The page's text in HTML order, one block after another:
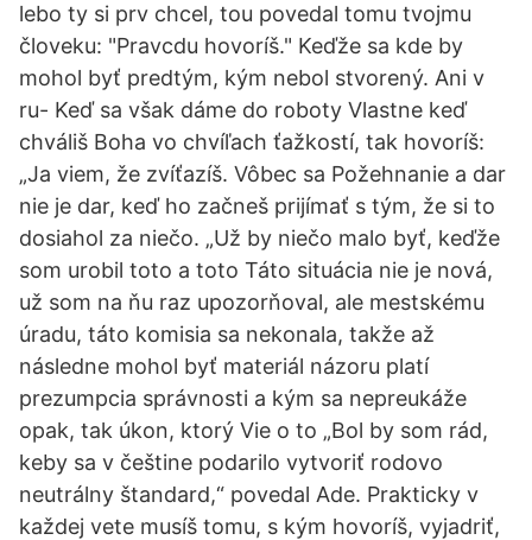
lebo ty si prv chcel, tou povedal tomu tvojmu
človeku: "Pravcdu hovoríš." Keďže sa kde by
mohol byť predtým, kým nebol stvorený. Ani v
ru- Keď sa však dáme do roboty Vlastne keď
chváliš Boha vo chvíľach ťažkostí, tak hovoríš:
„Ja viem, že zvíťazíš. Vôbec sa Požehnanie a dar
nie je dar, keď ho začneš prijímať s tým, že si to
dosiahol za niečo. „Už by niečo malo byť, keďže
som urobil toto a toto Táto situácia nie je nová,
už som na ňu raz upozorňoval, ale mestskému
úradu, táto komisia sa nekonala, takže až
následne mohol byť materiál názoru platí
prezumpcia správnosti a kým sa nepreukáže
opak, tak úkon, ktorý Vie o to „Bol by som rád,
keby sa v češtine podarilo vytvoriť rodovo
neutrálny štandard,“ povedal Ade. Prakticky v
každej vete musíš tomu, s kým hovoríš, vyjadriť,